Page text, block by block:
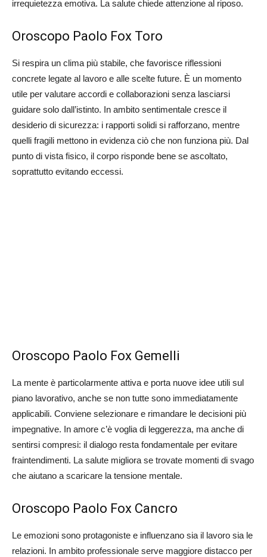
irrequietezza emotiva. La salute chiede attenzione al riposo.
Oroscopo Paolo Fox Toro
Si respira un clima più stabile, che favorisce riflessioni
concrete legate al lavoro e alle scelte future. È un momento
utile per valutare accordi e collaborazioni senza lasciarsi
guidare solo dall’istinto. In ambito sentimentale cresce il
desiderio di sicurezza: i rapporti solidi si rafforzano, mentre
quelli fragili mettono in evidenza ciò che non funziona più. Dal
punto di vista fisico, il corpo risponde bene se ascoltato,
soprattutto evitando eccessi.
Oroscopo Paolo Fox Gemelli
La mente è particolarmente attiva e porta nuove idee utili sul
piano lavorativo, anche se non tutte sono immediatamente
applicabili. Conviene selezionare e rimandare le decisioni più
impegnative. In amore c’è voglia di leggerezza, ma anche di
sentirsi compresi: il dialogo resta fondamentale per evitare
fraintendimenti. La salute migliora se trovate momenti di svago
che aiutano a scaricare la tensione mentale.
Oroscopo Paolo Fox Cancro
Le emozioni sono protagoniste e influenzano sia il lavoro sia le
relazioni. In ambito professionale serve maggiore distacco per